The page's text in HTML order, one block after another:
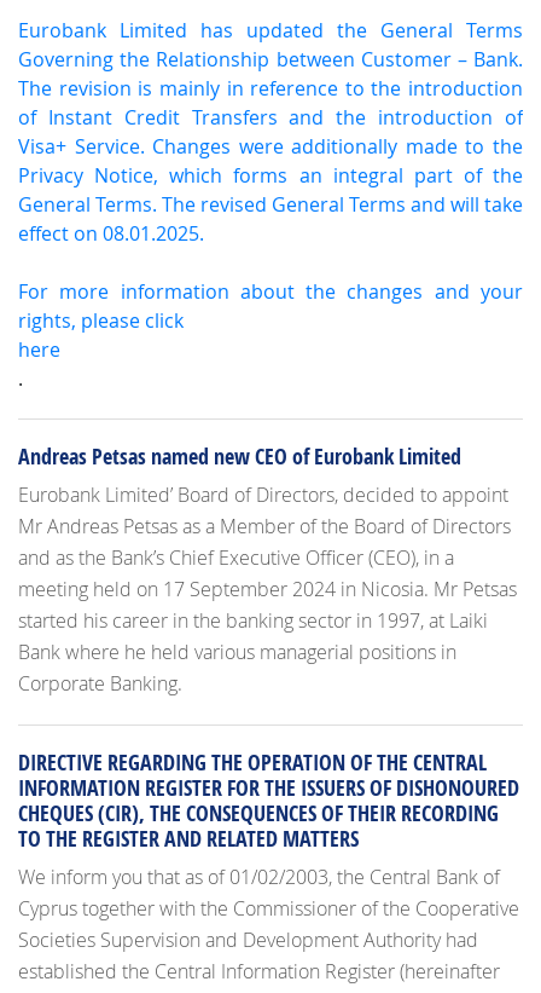
Eurobank Limited has updated the General Terms
Governing the Relationship between Customer – Bank.
The revision is mainly in reference to the introduction
of Instant Credit Transfers and the introduction of
Visa+ Service. Changes were additionally made to the
Privacy Notice, which forms an integral part of the
General Terms. The revised General Terms and will take
effect on 08.01.2025.
For more information about the changes and your
rights, please click
here
.
Andreas Petsas named new CEO of Eurobank Limited
Eurobank Limited’ Board of Directors, decided to appoint
Mr Andreas Petsas as a Member of the Board of Directors
and as the Bank’s Chief Executive Officer (CEO), in a
meeting held on 17 September 2024 in Nicosia. Mr Petsas
started his career in the banking sector in 1997, at Laiki
Bank where he held various managerial positions in
Corporate Banking.
DIRECTIVE REGARDING THE OPERATION OF THE CENTRAL
INFORMATION REGISTER FOR THE ISSUERS OF DISHONOURED
CHEQUES (CIR), THE CONSEQUENCES OF THEIR RECORDING
TO THE REGISTER AND RELATED MATTERS
We inform you that as of 01/02/2003, the Central Bank of
Cyprus together with the Commissioner of the Cooperative
Societies Supervision and Development Authority had
established the Central Information Register (hereinafter